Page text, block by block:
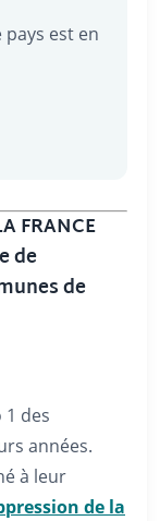
est en
FRANCE
de
de
des
années.
à leur
de la